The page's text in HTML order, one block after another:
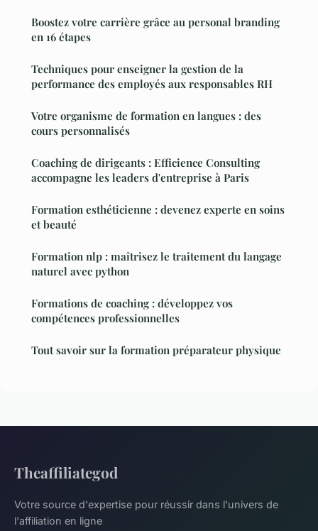
Boostez votre carrière grâce au personal branding
en 16 étapes
Techniques pour enseigner la gestion de la
performance des employés aux responsables RH
Votre organisme de formation en langues : des
cours personnalisés
Coaching de dirigeants : Efficience Consulting
accompagne les leaders d'entreprise à Paris
Formation esthéticienne : devenez experte en soins
et beauté
Formation nlp : maîtrisez le traitement du langage
naturel avec python
Formations de coaching : développez vos
compétences professionnelles
Tout savoir sur la formation préparateur physique
Theaffiliategod
Votre source d'expertise pour réussir dans l'univers de
l'affiliation en ligne